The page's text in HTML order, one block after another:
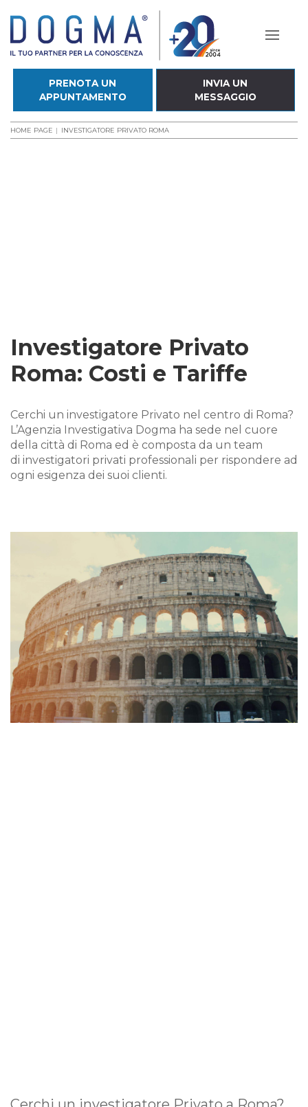
PRENOTA UN
APPUNTAMENTO
INVIA UN
MESSAGGIO
HOME PAGE INVESTIGATORE PRIVATO ROMA
Investigatore Privato
Roma: Costi e Tariffe
Cerchi un investigatore Privato nel centro di Roma?
L’Agenzia Investigativa Dogma ha sede nel cuore
della città di Roma ed è composta da un team
di investigatori privati professionali per rispondere ad
ogni esigenza dei suoi clienti.